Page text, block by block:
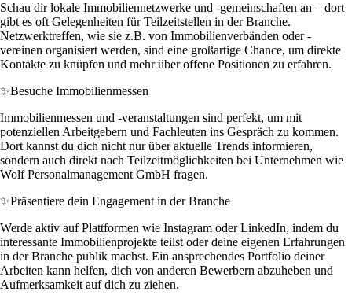
Schau dir lokale Immobiliennetzwerke und -gemeinschaften an – dort
gibt es oft Gelegenheiten für Teilzeitstellen in der Branche.
Netzwerktreffen, wie sie z.B. von Immobilienverbänden oder -
vereinen organisiert werden, sind eine großartige Chance, um direkte
Kontakte zu knüpfen und mehr über offene Positionen zu erfahren.
✨Besuche Immobilienmessen
Immobilienmessen und -veranstaltungen sind perfekt, um mit
potenziellen Arbeitgebern und Fachleuten ins Gespräch zu kommen.
Dort kannst du dich nicht nur über aktuelle Trends informieren,
sondern auch direkt nach Teilzeitmöglichkeiten bei Unternehmen wie
Wolf Personalmanagement GmbH fragen.
✨Präsentiere dein Engagement in der Branche
Werde aktiv auf Plattformen wie Instagram oder LinkedIn, indem du
interessante Immobilienprojekte teilst oder deine eigenen Erfahrungen
in der Branche publik machst. Ein ansprechendes Portfolio deiner
Arbeiten kann helfen, dich von anderen Bewerbern abzuheben und
Aufmerksamkeit auf dich zu ziehen.